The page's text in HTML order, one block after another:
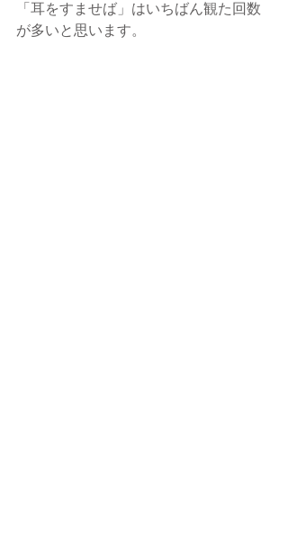
「耳をすませば」はいちばん観た回数
が多いと思います。